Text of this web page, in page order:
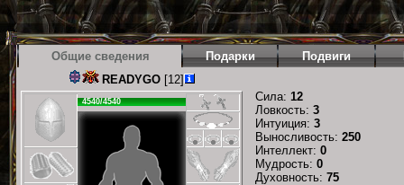
Общие сведения Подарки Подвиги
READYGO[12]
4540/4540 Сила: 12
Ловкость: 3
Интуиция: 3
Выносливость: 250
Интеллект: 0
Мудрость: 0
Духовность: 75